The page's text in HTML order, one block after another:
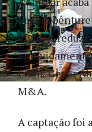
uma
dívidas,
Frank Geyer
M&A.
A captação foi